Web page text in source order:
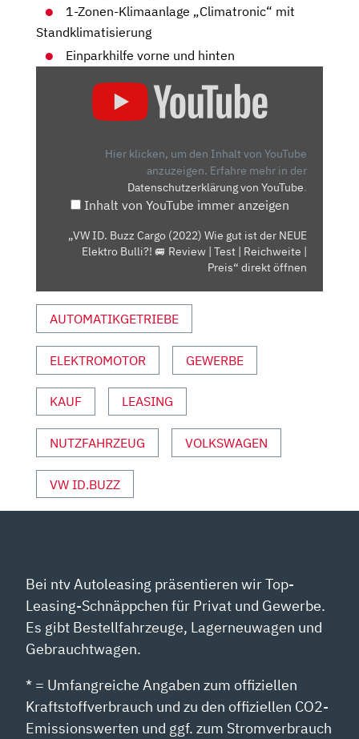
1-Zonen-Klimaanlage „Climatronic“ mit
Standklimatisierung
Einparkhilfe vorne und hinten
🚐
REVIEW
|
TEST
REICHWEITE
|
PREIS“
VON
YOUTUBE
ANZEIGEN
Hier klicken, um den Inhalt von YouTube
anzuzeigen. Erfahre mehr in der
Datenschutzerklärung von YouTube.
Inhalt von YouTube immer anzeigen
„VW ID. Buzz Cargo (2022) Wie gut ist der NEUE
Elektro Bulli?! 🚐 Review | Test | Reichweite |
Preis“ direkt öffnen
AUTOMATIKGETRIEBE
ELEKTROMOTOR GEWERBE
KAUF LEASING
NUTZFAHRZEUG VOLKSWAGEN
VW ID.BUZZ
Bei ntv Autoleasing präsentieren wir Top-
Leasing-Schnäppchen für Privat und Gewerbe.
Es gibt Bestellfahrzeuge, Lagerneuwagen und
Gebrauchtwagen.
* = Umfangreiche Angaben zum offiziellen
Kraftstoffverbrauch und zu den offiziellen CO2-
Emissionswerten und ggf. zum Stromverbrauch